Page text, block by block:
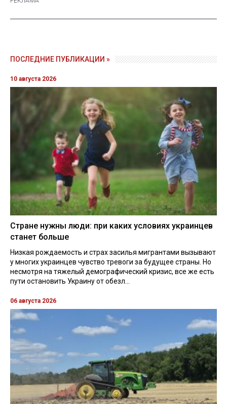
ПОСЛЕДНИЕ ПУБЛИКАЦИИ »
10 августа 2026
Стране нужны люди: при каких условиях украинцев
станет больше
Низкая рождаемость и страх засилья мигрантами вызывают
у многих украинцев чувство тревоги за будущее страны. Но
несмотря на тяжелый демографический кризис, все же есть
пути остановить Украину от обезл...
06 августа 2026